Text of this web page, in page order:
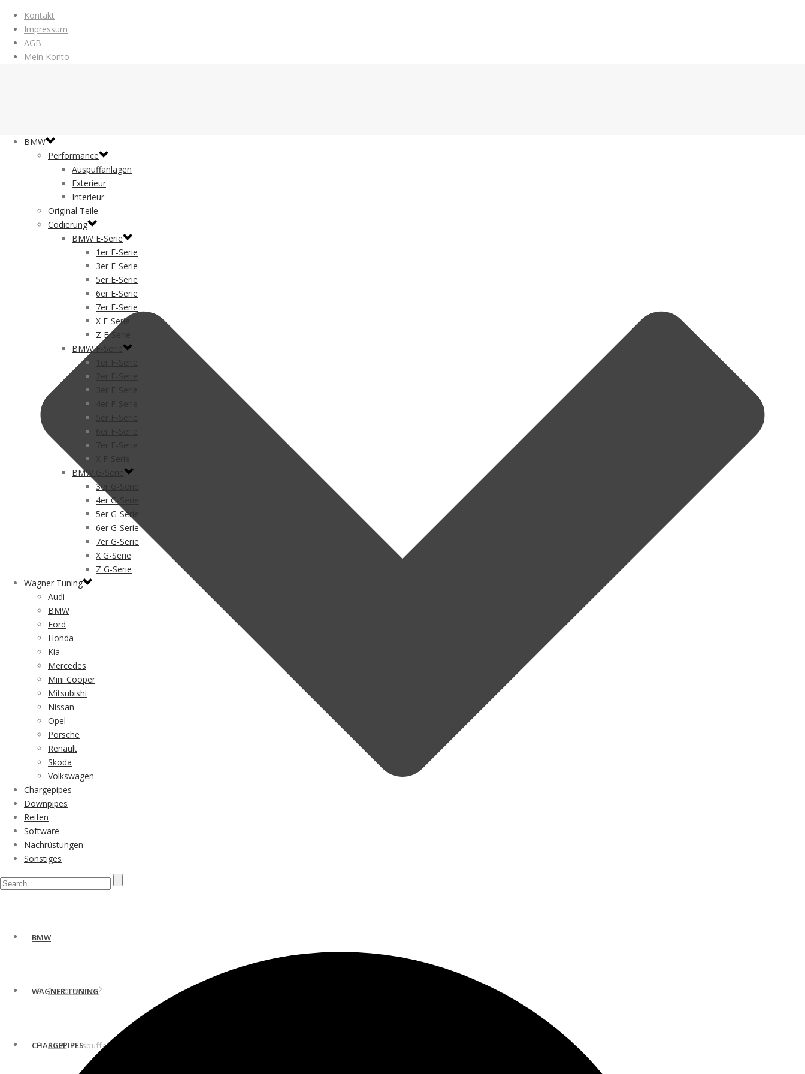
Kontakt
Impressum
AGB
Mein Konto
BMW
Performance
Auspuffanlagen
WAGNER TUNING
Audi
CHARGEPIPES
BMW
Performance
Auspuffanlagen
Exterieur
Interieur
Original Teile
Codierung
BMW E-Serie
1er E-Serie
3er E-Serie
5er E-Serie
6er E-Serie
7er E-Serie
X E-Serie
Z E-Serie
BMW F-Serie
BMW G-Serie
3er G-Serie
4er G-Serie
5er G-Serie
6er G-Serie
7er G-Serie
X G-Serie
Z G-Serie
Wagner Tuning
Audi
BMW
Ford
Honda
Kia
Mercedes
Mini Cooper
Mitsubishi
Nissan
Opel
Porsche
Renault
Skoda
Volkswagen
Chargepipes
Downpipes
Reifen
Software
Nachrüstungen
Sonstiges